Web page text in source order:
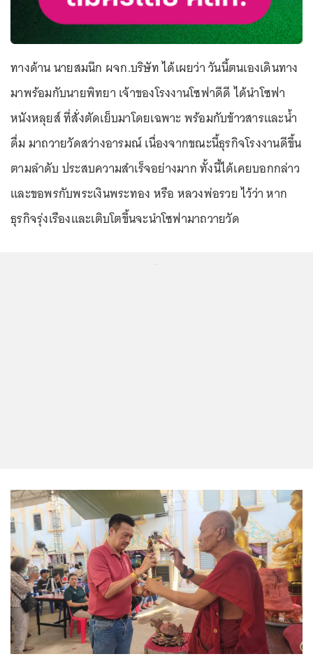
ทางด้าน นายสมนึก ผจก.บริษัท ได้เผยว่า วันนี้ตนเองเดินทาง
มาพร้อมกับนายพิทยา เจ้าของโรงงานโซฟาดีดี ได้นำโซฟา
หนังหลุยส์ ที่สั่งตัดเย็บมาโดยเฉพาะ พร้อมกับข้าวสารและน้ำ
ดื่ม มาถวายวัดสว่างอารมณ์ เนื่องจากขณะนี้ธุรกิจโรงงานดีขึ้น
ตามลำดับ ประสบความสำเร็จอย่างมาก ทั้งนี้ได้เคยบอกกล่าว
และขอพรกับพระเงินพระทอง หรือ หลวงพ่อรวย ไว้ว่า หาก
ธุรกิจรุ่งเรืองและเติบโตขึ้นจะนำโซฟามาถวายวัด